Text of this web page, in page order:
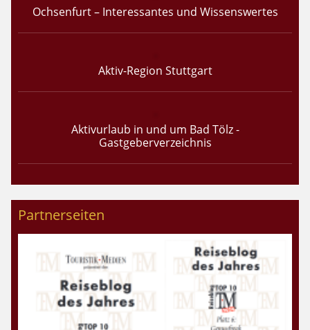
Ochsenfurt – Interessantes und Wissenswertes
Aktiv-Region Stuttgart
Aktivurlaub in und um Bad Tölz -
Gastgeberverzeichnis
Partnerseiten